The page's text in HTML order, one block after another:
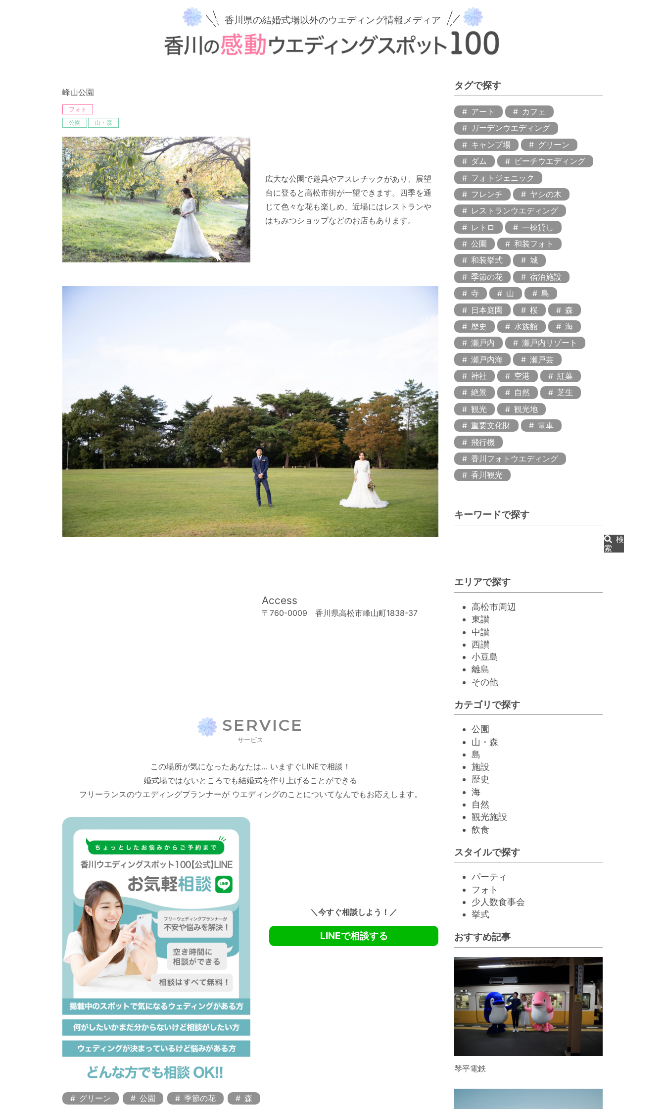
香川県の結婚式場以外のウエディング情報メディア
峰山公園
フォト
公園
山・森
広大な公園で遊具やアスレチックがあり、展望
台に登ると高松市街が一望できます。四季を通
じて色々な花も楽しめ、近場にはレストランや
はちみつショップなどのお店もあります。
Access
〒760-0009 香川県高松市峰山町1838-37
SERVICE
サービス
この場所が気になったあなたは… いますぐLINEで相談！
婚式場ではないところでも結婚式を作り上げることができる
フリーランスのウエディングプランナーが ウエディングのことについてなんでもお応えします。
＼今すぐ相談しよう！／
LINEで相談する
グリーン 公園 季節の花 森
タグで探す
アート
カフェ
ガーデンウエディング
キャンプ場
グリーン
ダム
ビーチウエディング
フォトジェニック
フレンチ
ヤシの木
レストランウエディング
レトロ
一棟貸し
公園
和装フォト
和装挙式
城
季節の花
宿泊施設
寺
山
島
日本庭園
桜
森
歴史
水族館
海
瀬戸内
瀬戸内リゾート
瀬戸内海
瀬戸芸
神社
空港
紅葉
絶景
自然
芝生
観光
観光地
重要文化財
電車
飛行機
香川フォトウエディング
香川観光
キーワードで探す
検
索
エリアで探す
高松市周辺
東讃
中讃
西讃
小豆島
離島
その他
カテゴリで探す
公園
山・森
島
施設
歴史
海
自然
観光施設
飲食
スタイルで探す
パーティ
フォト
少人数食事会
挙式
おすすめ記事
琴平電鉄